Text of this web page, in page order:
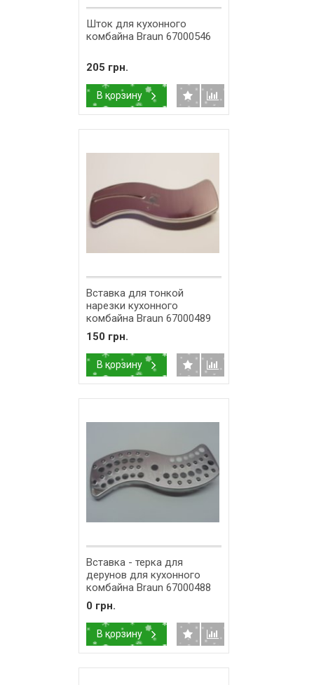
Шток для кухонного
комбайна Braun 67000546
205 грн.
В корзину
Вставка для тонкой
нарезки кухонного
комбайна Braun 67000489
150 грн.
В корзину
Вставка - терка для
дерунов для кухонного
комбайна Braun 67000488
0 грн.
В корзину